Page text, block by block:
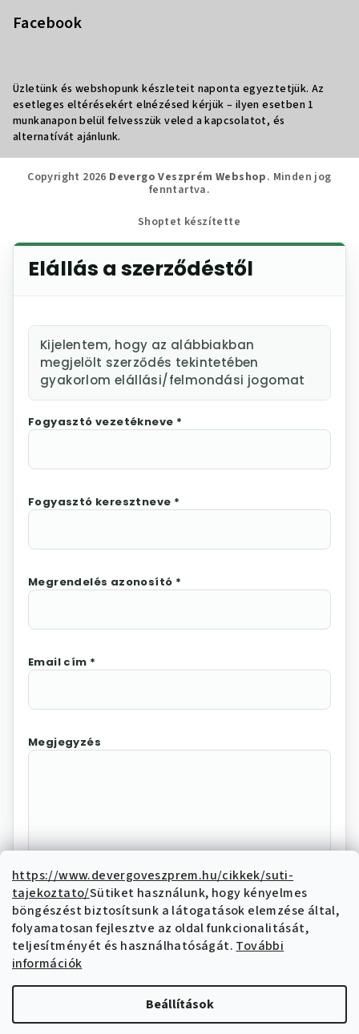
https://www.devergoveszprem.hu/cikkek/suti-
tajekoztato/Sütiket használunk, hogy kényelmes
böngészést biztosítsunk a látogatások elemzése által,
folyamatosan fejlesztve az oldal funkcionalitását,
teljesítményét és használhatóságát. További
információk
Beállítások
Facebook
Üzletünk és webshopunk készleteit naponta egyeztetjük. Az
esetleges eltérésekért elnézésed kérjük – ilyen esetben 1
munkanapon belül felvesszük veled a kapcsolatot, és
alternatívát ajánlunk.
Copyright 2026 Devergo Veszprém Webshop. Minden jog
fenntartva.
Shoptet készítette
Elállás a szerződéstől
Kijelentem, hogy az alábbiakban
megjelölt szerződés tekintetében
gyakorlom elállási/felmondási jogomat
Fogyasztó vezetékneve *
Fogyasztó keresztneve *
Megrendelés azonosító *
Email cím *
Megjegyzés
Az "Elállás megerősítése"
megnyomásával Ön elektronikus úton
elállási nyilatkozatot tesz és nyilatkozik,
hogy megismerte és elfogadja az elállási
funkcióval kapcsolatban az
tájékoztatóbanírtakat.